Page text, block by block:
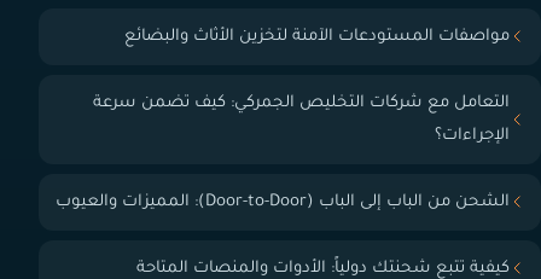
مواصفات المستودعات الآمنة لتخزين الأثاث والبضائع
التعامل مع شركات التخليص الجمركي: كيف تضمن سرعة
الإجراءات؟
الشحن من الباب إلى الباب (Door-to-Door): المميزات والعيوب
كيفية تتبع شحنتك دولياً: الأدوات والمنصات المتاحة